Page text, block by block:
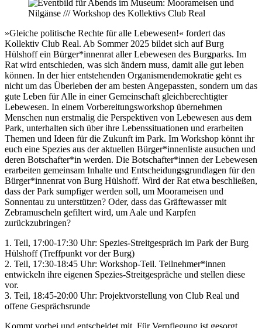
»Gleiche politische Rechte für alle Lebewesen!« fordert das
Kollektiv Club Real. Ab Sommer 2025 bildet sich auf Burg
Hülshoff ein Bürger*innenrat aller Lebewesen des Burgparks. Im
Rat wird entschieden, was sich ändern muss, damit alle gut leben
können. In der hier entstehenden Organismendemokratie geht es
nicht um das Überleben der am besten Angepassten, sondern um das
gute Leben für Alle in einer Gemeinschaft gleichberechtigter
Lebewesen. In einem Vorbereitungsworkshop übernehmen
Menschen nun erstmalig die Perspektiven von Lebewesen aus dem
Park, unterhalten sich über ihre Lebenssituationen und erarbeiten
Themen und Ideen für die Zukunft im Park. Im Workshop könnt ihr
euch eine Spezies aus der aktuellen Bürger*innenliste ausuchen und
deren Botschafter*in werden. Die Botschafter*innen der Lebewesen
erarbeiten gemeinsam Inhalte und Entscheidungsgrundlagen für den
Bürger*innenrat von Burg Hülshoff. Wird der Rat etwa beschließen,
dass der Park sumpfiger werden soll, um Moorameisen und
Sonnentau zu unterstützen? Oder, dass das Gräftewasser mit
Zebramuscheln gefiltert wird, um Aale und Karpfen
zurückzubringen?
1. Teil, 17:00-17:30 Uhr: Spezies-Streitgespräch im Park der Burg
Hülshoff (Treffpunkt vor der Burg)
2. Teil, 17:30-18:45 Uhr: Workshop-Teil. Teilnehmer*innen
entwickeln ihre eigenen Spezies-Streitgespräche und stellen diese
vor.
3. Teil, 18:45-20:00 Uhr: Projektvorstellung von Club Real und
offene Gesprächsrunde
Kommt vorbei und entscheidet mit. Für Verpflegung ist gesorgt.